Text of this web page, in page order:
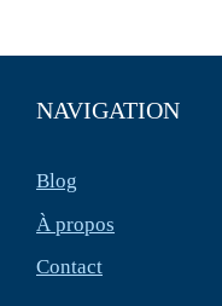
NAVIGATION
Blog
À propos
Contact